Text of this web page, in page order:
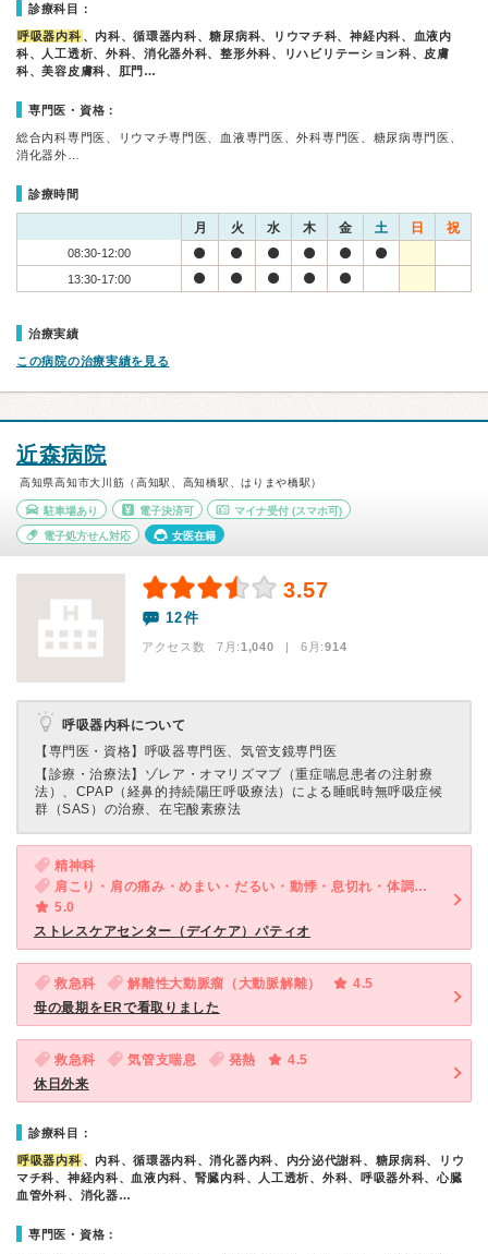
診療科目：
呼吸器内科 、内科、循環器内科、糖尿病科、リウマチ科、神経内科、血液内
科、人工透析、外科、消化器外科、整形外科、リハビリテーション科、皮膚
科、美容皮膚科、肛門…
専門医・資格：
総合内科専門医、リウマチ専門医、血液専門医、外科専門医、糖尿病専門医、
消化器外…
診療時間
月 火 水 木 金 土 日 祝
08:30-12:00
13:30-17:00
治療実績
この病院の治療実績を見る
近森病院
高知県高知市大川筋（高知駅、高知橋駅、はりまや橋駅）
駐車場あり 電子決済可 マイナ受付 (スマホ可)
電子処方せん対応 女医在籍
3.57
12件
アクセス数 7月:1,040 | 6月:914
呼吸器内科について
【専門医・資格】 呼吸器専門医、気管支鏡専門医
【診療・治療法】 ゾレア・オマリズマブ（重症喘息患者の注射療
法）、CPAP（経鼻的持続陽圧呼吸療法）による睡眠時無呼吸症候
群（SAS）の治療、在宅酸素療法
精神科
肩こり・肩の痛み・めまい・だるい・動悸・息切れ・体調不良・寝つきが悪い・不眠・急性の下痢・気が滅入る・不安
5.0
ストレスケアセンター（デイケア）パティオ
救急科 解離性大動脈瘤（大動脈解離）
4.5
母の最期をERで看取りました
救急科 気管支喘息 発熱
4.5
休日外来
診療科目：
呼吸器内科 、内科、循環器内科、消化器内科、内分泌代謝科、糖尿病科、リウ
マチ科、神経内科、血液内科、腎臓内科、人工透析、外科、呼吸器外科、心臓
血管外科、消化器…
専門医・資格：